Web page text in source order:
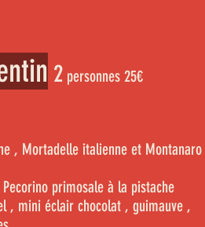
2 personnes 25€
, Mortadelle italienne et Montanaro
primosale à la pistache
, mini éclair chocolat , guimauve ,